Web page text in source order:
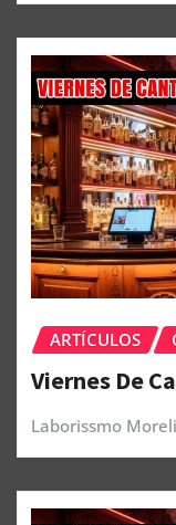
ARTÍCULOS
Viernes De
Laborissmo